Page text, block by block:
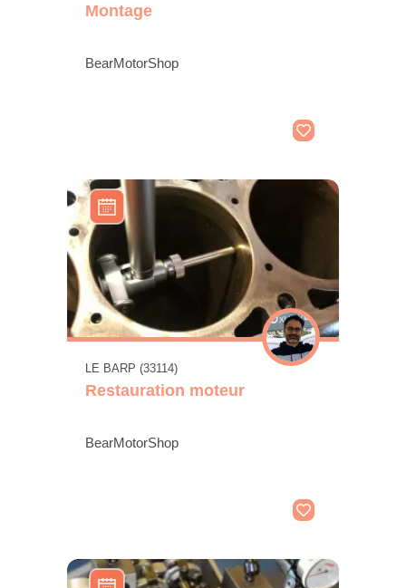
Montage
BearMotorShop
LE BARP (33114)
Restauration moteur
BearMotorShop